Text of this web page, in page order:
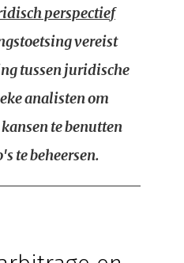
perspectief
vereist
tussen juridische
analisten om
te benutten
te beheersen.